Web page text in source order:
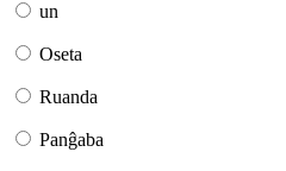
un
Oseta
Ruanda
Panĝaba